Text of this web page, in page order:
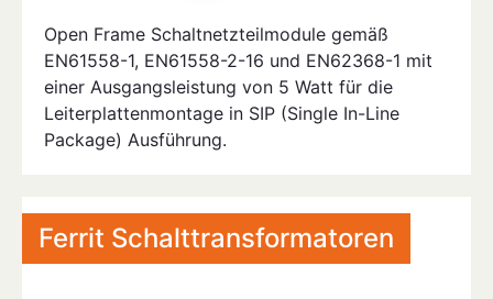
Open Frame Schaltnetzteilmodule gemäß
EN61558-1, EN61558-2-16 und EN62368-1 mit
einer Ausgangsleistung von 5 Watt für die
Leiterplattenmontage in SIP (Single In-Line
Package) Ausführung.
Ferrit Schalttransformatoren